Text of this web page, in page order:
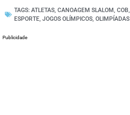
TAGS: ATLETAS CANOAGEM SLALOM COB
ESPORTE JOGOS OLÍMPICOS OLIMPÍADAS
Publicidade